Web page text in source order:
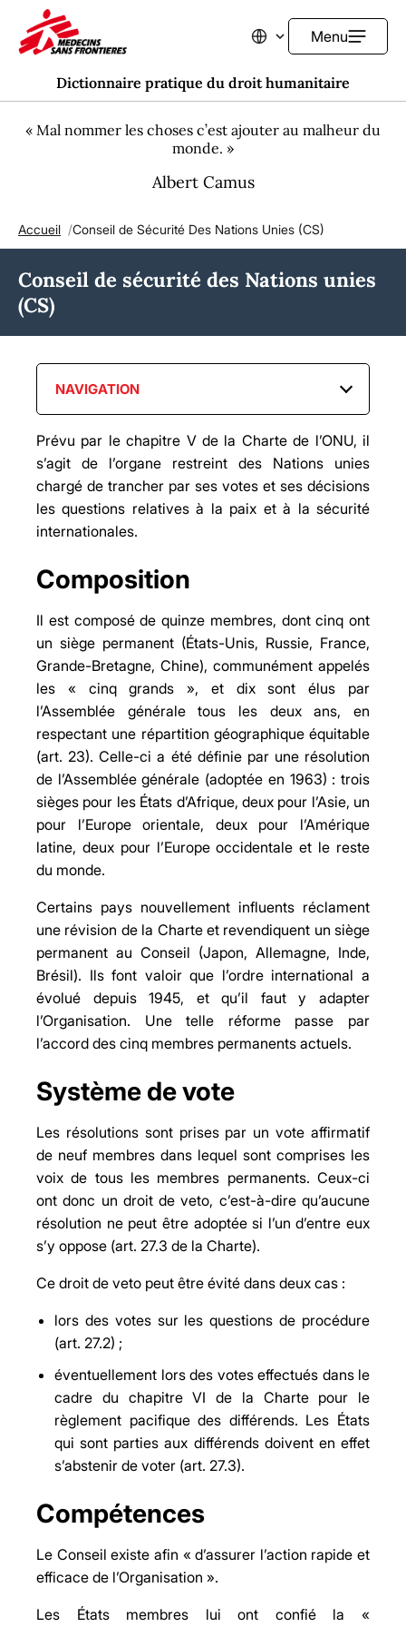
Dictionnaire pratique du droit humanitaire
Changer de langue
Menu
« Mal nommer les choses c’est ajouter au malheur du
monde. »
Albert Camus
Fil d'Ariane
Accueil Conseil de Sécurité Des Nations Unies (CS)
Conseil de sécurité des Nations unies
(CS)
Système de vote
Compétences
Chapitre VI. Règlement pacifique des
différends
Chapitre VII. Menaces à la paix, rupture de la
paix et actes d’agression
NAVIGATION
Prévu par le chapitre V de la Charte de l’ONU, il
s’agit de l’organe restreint des Nations unies
chargé de trancher par ses votes et ses décisions
les questions relatives à la paix et à la sécurité
internationales.
Composition
Il est composé de quinze membres, dont cinq ont
un siège permanent (États-Unis, Russie, France,
Grande-Bretagne, Chine), communément appelés
les « cinq grands », et dix sont élus par
l’Assemblée générale tous les deux ans, en
respectant une répartition géographique équitable
(art. 23). Celle-ci a été définie par une résolution
de l’Assemblée générale (adoptée en 1963) : trois
sièges pour les États d’Afrique, deux pour l’Asie, un
pour l’Europe orientale, deux pour l’Amérique
latine, deux pour l’Europe occidentale et le reste
du monde.
Certains pays nouvellement influents réclament
une révision de la Charte et revendiquent un siège
permanent au Conseil (Japon, Allemagne, Inde,
Brésil). Ils font valoir que l’ordre international a
évolué depuis 1945, et qu’il faut y adapter
l’Organisation. Une telle réforme passe par
l’accord des cinq membres permanents actuels.
Système de vote
Les résolutions sont prises par un vote affirmatif
de neuf membres dans lequel sont comprises les
voix de tous les membres permanents. Ceux-ci
ont donc un droit de veto, c’est-à-dire qu’aucune
résolution ne peut être adoptée si l’un d’entre eux
s’y oppose (art. 27.3 de la Charte).
Ce droit de veto peut être évité dans deux cas :
lors des votes sur les questions de procédure
(art. 27.2) ;
éventuellement lors des votes effectués dans le
cadre du chapitre VI de la Charte pour le
règlement pacifique des différends. Les États
qui sont parties aux différends doivent en effet
s’abstenir de voter (art. 27.3).
Compétences
Le Conseil existe afin « d’assurer l’action rapide et
efficace de l’Organisation ».
Les États membres lui ont confié la «